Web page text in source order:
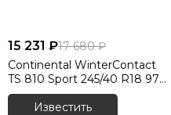
15 231 ₽17 680 ₽
Continental WinterContact
TS 810 Sport 245/40 R18 97V
XL
Известить